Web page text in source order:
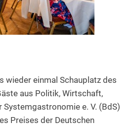
wieder einmal Schauplatz des
aus Politik, Wirtschaft,
e. V. (BdS)
Preises der Deutschen